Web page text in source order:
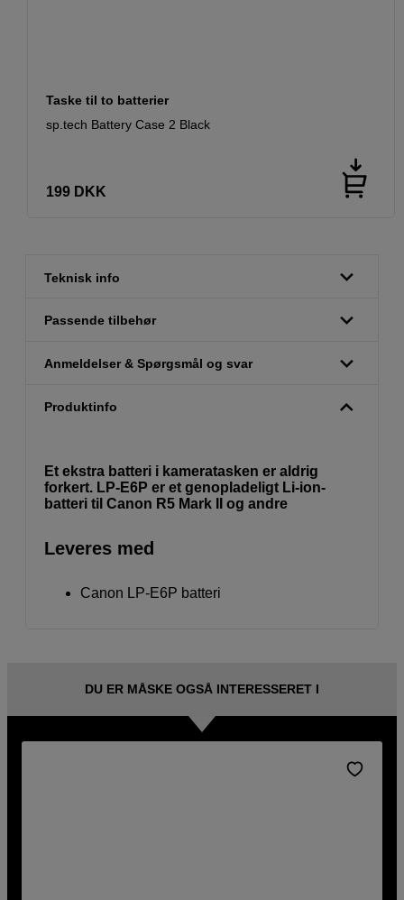
Taske til to batterier
sp.tech Battery Case 2 Black
199 DKK
Teknisk info
Passende tilbehør
Anmeldelser & Spørgsmål og svar
Produktinfo
Et ekstra batteri i kameratasken er aldrig
forkert. LP-E6P er et genopladeligt Li-ion-
batteri til Canon R5 Mark II og andre
Leveres med
Canon LP-E6P batteri
DU ER MÅSKE OGSÅ INTERESSERET I